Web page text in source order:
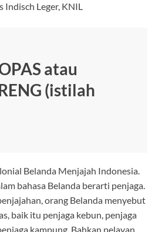
Leger, KNIL
atau
(istilah
Belanda Menjajah Indonesia.
bahasa Belanda berarti penjaga.
orang Belanda menyebut
baik itu penjaga kebun, penjaga
kampung. Bahkan pelayan